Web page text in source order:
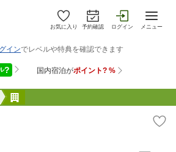
お気に入り 予約確認 ログイン メニュー